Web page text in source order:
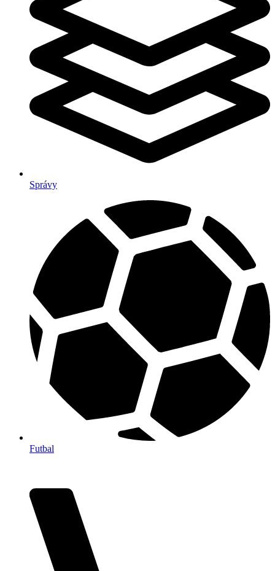
Správy
Futbal